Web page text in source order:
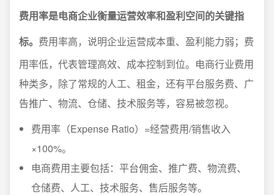
费用率是电商企业衡量运营效率和盈利空间的关键指
标。 费用率高，说明企业运营成本重、盈利能力弱；费
用率低，代表管理高效、成本控制到位。电商行业费用
种类多，除了常规的人工、租金，还有平台服务费、广
告推广、物流、仓储、技术服务等，容易被忽视。
费用率（Expense Ratio）=经营费用/销售收入
×100%。
电商费用主要包括：平台佣金、推广费、物流费、
仓储费、人工、技术服务、售后服务等。